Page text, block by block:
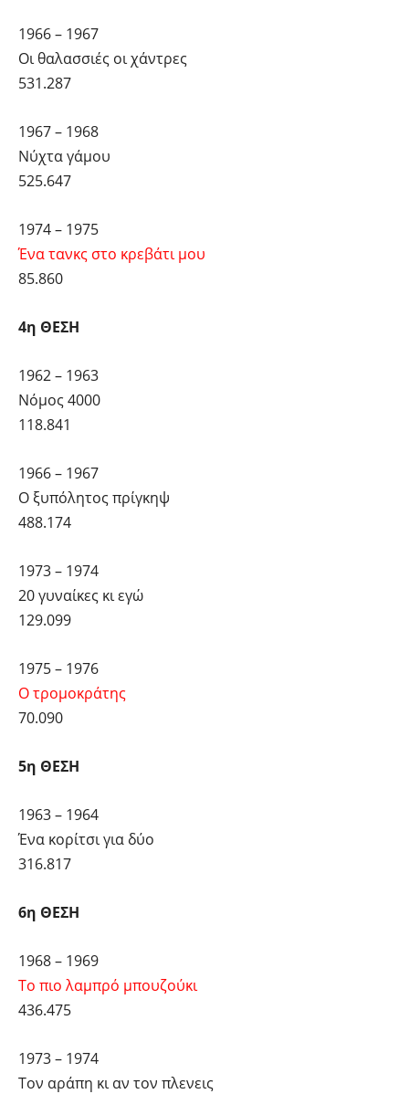
1966 – 1967
Οι θαλασσιές οι χάντρες
531.287
1967 – 1968
Νύχτα γάμου
525.647
1974 – 1975
Ένα τανκς στο κρεβάτι μου
85.860
4η ΘΕΣΗ
1962 – 1963
Νόμος 4000
118.841
1966 – 1967
Ο ξυπόλητος πρίγκηψ
488.174
1973 – 1974
20 γυναίκες κι εγώ
129.099
1975 – 1976
Ο τρομοκράτης
70.090
5η ΘΕΣΗ
1963 – 1964
Ένα κορίτσι για δύο
316.817
6η ΘΕΣΗ
1968 – 1969
Το πιο λαμπρό μπουζούκι
436.475
1973 – 1974
Τον αράπη κι αν τον πλενεις